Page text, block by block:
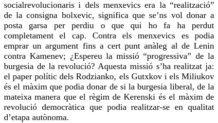
socialrevolucionaris i dels menxevics era la “realització”
de la consigna bolxevic, significa que se’ns vol donar a
posta garsa per perdiu o que qui ho fa ha perdut
completament el cap. Contra els menxevics es podia
emprar un argument fins a cert punt anàleg al de Lenin
contra Kamenev; ¿Espereu la missió “progressiva” de la
burgesia de la revolució? Aquesta missió s’ha realitzat ja:
el paper polític dels Rodzianko, els Gutxkovi elsMiliukov
és el màxim que podia donar de si la burgesia liberal, de la
mateixa manera que el règim deKerenski és el màxim de
revolució democràtica que podia realitzar-se en qualitat
d’etapa autònoma.